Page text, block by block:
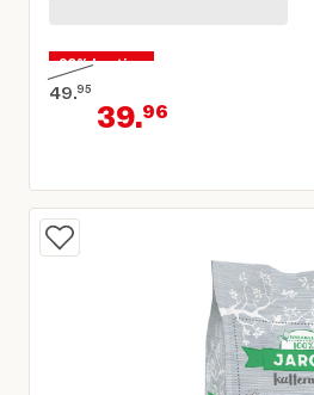
20% korting
49.95
Oorspronkelijke prijs € 49,95
39.96
Huidige